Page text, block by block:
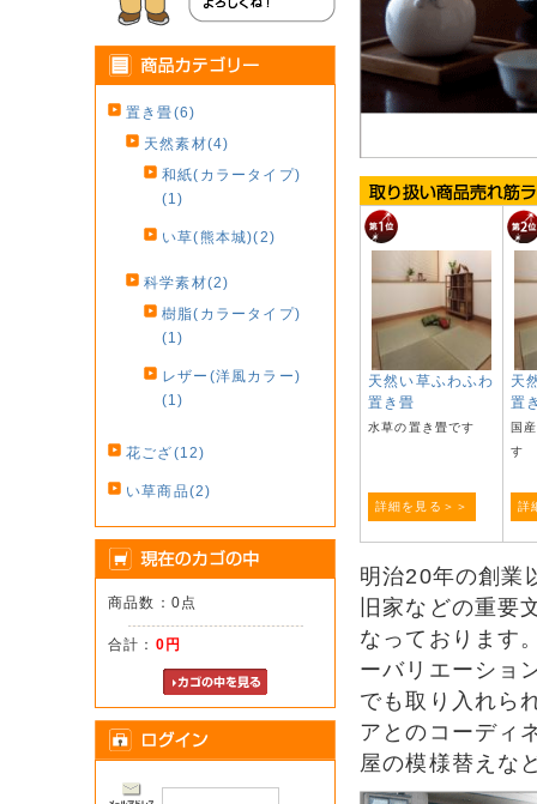
置き畳(6)
天然素材(4)
和紙(カラータイプ)
(1)
い草(熊本城)(2)
科学素材(2)
樹脂(カラータイプ)
(1)
レザー(洋風カラー)
(1)
花ござ(12)
い草商品(2)
商品数：0点
合計： 0円
天然い草ふわふわ
置き畳
水草の置き畳です
詳細を見る＞＞
天
置
国
す
詳
明治20年の創業
旧家などの重要
なっております
ーバリエーショ
でも取り入れら
アとのコーディ
屋の模様替えな